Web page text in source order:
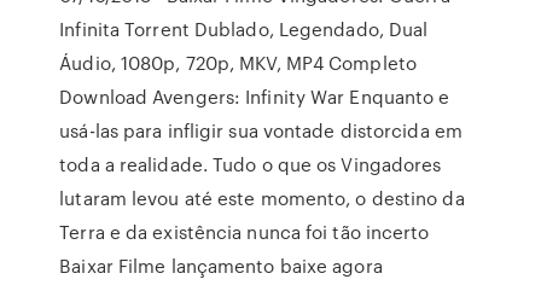
Infinita Torrent Dublado, Legendado, Dual
Áudio, 1080p, 720p, MKV, MP4 Completo
Download Avengers: Infinity War Enquanto e
usá-las para infligir sua vontade distorcida em
toda a realidade. Tudo o que os Vingadores
lutaram levou até este momento, o destino da
Terra e da existência nunca foi tão incerto
Baixar Filme lançamento baixe agora